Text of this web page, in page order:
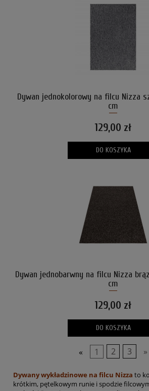
Dywan jednokolorowy na filcu Nizza
cm
129,00 zł
DO KOSZYKA
Dywan jednobarwny na filcu Nizza
cm
129,00 zł
DO KOSZYKA
« 1 2 3 »
Dywany wykładzinowe na filcu Nizza to
krótkim, pętelkowym runie i spodzie